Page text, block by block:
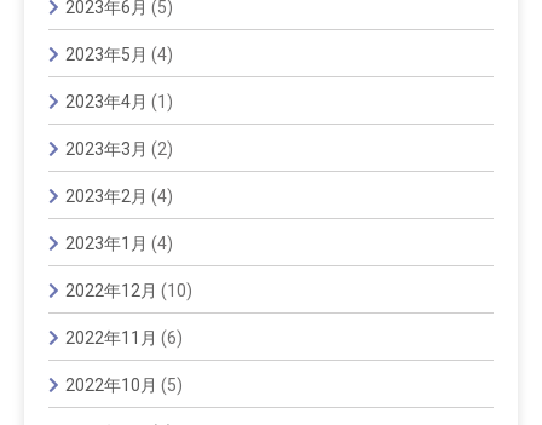
2023年6月 (5)
2023年5月 (4)
2023年4月 (1)
2023年3月 (2)
2023年2月 (4)
2023年1月 (4)
2022年12月 (10)
2022年11月 (6)
2022年10月 (5)